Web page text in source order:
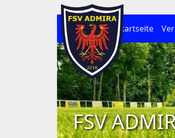
Startseite
FSV